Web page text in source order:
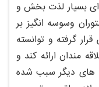
ای بسیار لذت بخش و
وسوسه انگیز بر
گرفته و توانسته
مندان ارائه کند و
های دیگر سبب شده